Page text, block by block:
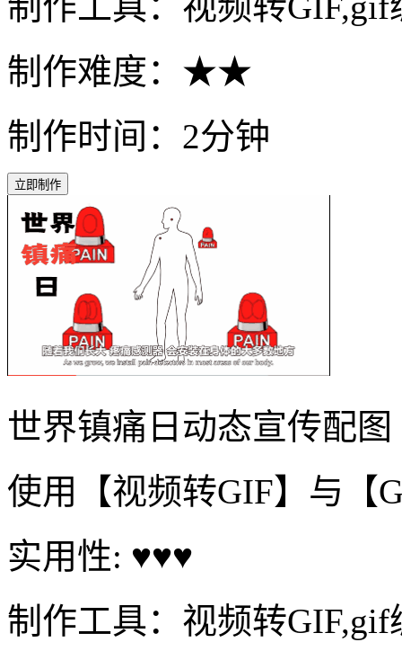
制作难度：★★
制作时间：2分钟
立即制作
世界镇痛日动态宣传配图
使用【视频转GIF】与【
实用性: ♥♥♥
制作工具：视频转GIF,gif